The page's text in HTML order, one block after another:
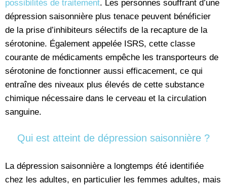
possibilités de traitement. Les personnes souffrant d’une
dépression saisonnière plus tenace peuvent bénéficier
de la prise d’inhibiteurs sélectifs de la recapture de la
sérotonine. Également appelée ISRS, cette classe
courante de médicaments empêche les transporteurs de
sérotonine de fonctionner aussi efficacement, ce qui
entraîne des niveaux plus élevés de cette substance
chimique nécessaire dans le cerveau et la circulation
sanguine.
Qui est atteint de dépression saisonnière ?
La dépression saisonnière a longtemps été identifiée
chez les adultes, en particulier les femmes adultes, mais